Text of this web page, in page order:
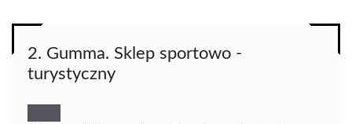
2. Gumma. Sklep sportowo -
turystyczny